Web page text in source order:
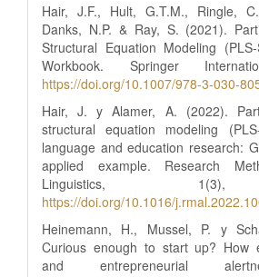
Hair, J.F., Hult, G.T.M., Ringle,
Danks, N.P. & Ray, S. (2021).
Structural Equation Modeling
Workbook. Springer
https://doi.org/10.1007/978-3-030-
Hair, J. y Alamer, A. (2022).
structural equation modeling
language and education research:
applied example. Research
Linguistics, 1(3),
https://doi.org/10.1016/
Heinemann, H., Mussel, P. y
Curious enough to start up? How
and entrepreneurial